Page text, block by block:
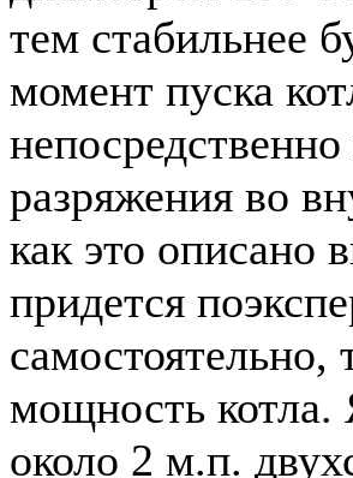
тем стабильнее
момент пуска
разряжения во
как это описано
придется
мощность
около 2 м.п.